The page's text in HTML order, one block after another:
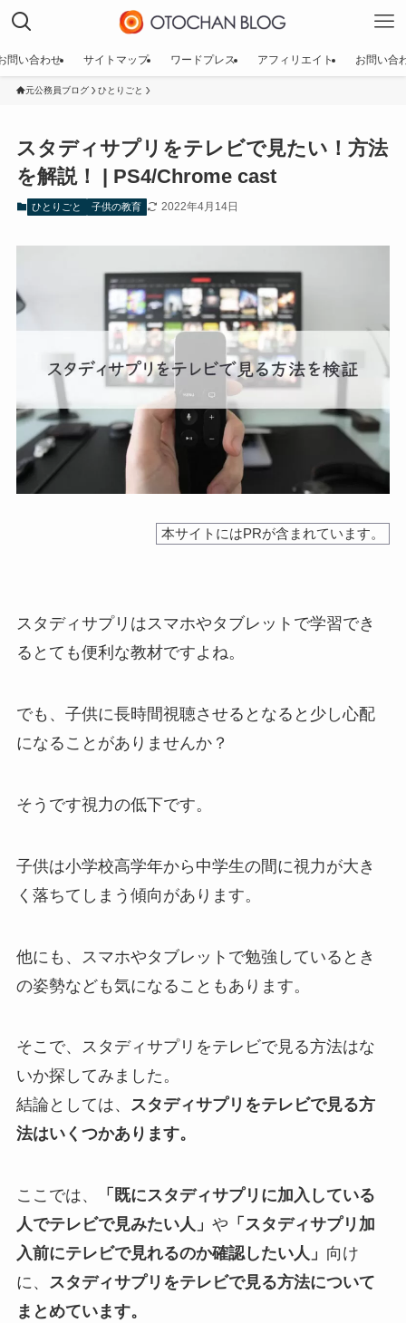
問い合わせ サイトマップ ワードプレス アフィリエイト お問い合
元公務員ブログ ひとりごと
スタディサプリをテレビで見たい！方法
を解説！ | PS4/Chrome cast
ひとりごと 子供の教育 2022年4月14日
本サイトにはPRが含まれています。
スタディサプリはスマホやタブレットで学習でき
るとても便利な教材ですよね。
でも、子供に長時間視聴させるとなると少し心配
になることがありませんか？
そうです視力の低下です。
子供は小学校高学年から中学生の間に視力が大き
く落ちてしまう傾向があります。
他にも、スマホやタブレットで勉強しているとき
の姿勢なども気になることもあります。
そこで、スタディサプリをテレビで見る方法はな
いか探してみました。
結論としては、 スタディサプリをテレビで見る方
法はいくつかあります。
ここでは、
「既にスタディサプリに加入している
人でテレビで見みたい人」 や 「スタディサプリ加
入前にテレビで見れるのか確認したい人」 向け
に、 スタディサプリをテレビで見る方法について
まとめています。